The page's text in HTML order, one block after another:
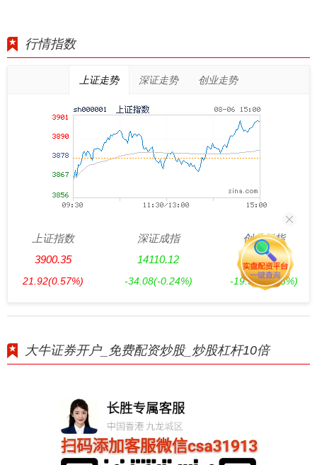
行情指数
上证走势 深证走势 创业走势
上证指数
3900.35
21.92(0.57%)
深证成指
14110.12
-34.08(-0.24%)
创业板指
3515.56
-19.58(-0.55%)
大牛证券开户_免费配资炒股_炒股杠杆10倍